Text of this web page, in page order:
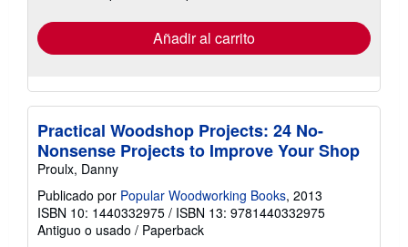
tarifas
envío
Añadir al carrito
Practical Woodshop Projects: 24 No-
Nonsense Projects to Improve Your Shop
Proulx, Danny
Publicado por Popular Woodworking Books, 2013
ISBN 10: 1440332975 / ISBN 13: 9781440332975
Antiguo o usado / Paperback